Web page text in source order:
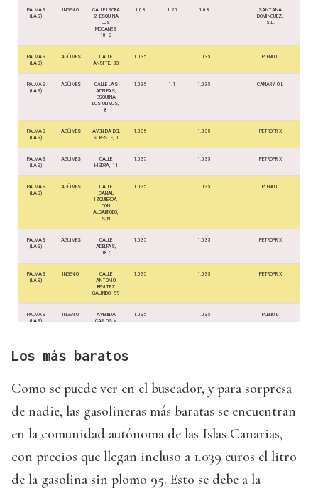
Los más baratos
Como se puede ver en el buscador, y para sorpresa
de nadie, las gasolineras más baratas se encuentran
en la comunidad autónoma de las Islas Canarias,
con precios que llegan incluso a 1.039 euros el litro
de la gasolina sin plomo 95. Esto se debe a la